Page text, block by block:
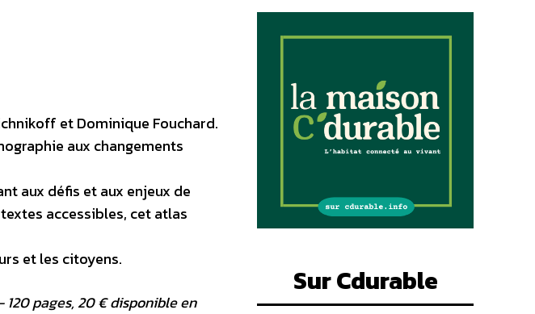
et Dominique Fouchard.
aux changements
aux défis et aux enjeux de
accessibles, cet atlas
et les citoyens.
120 pages, 20 € disponible en
Sur Cdurable